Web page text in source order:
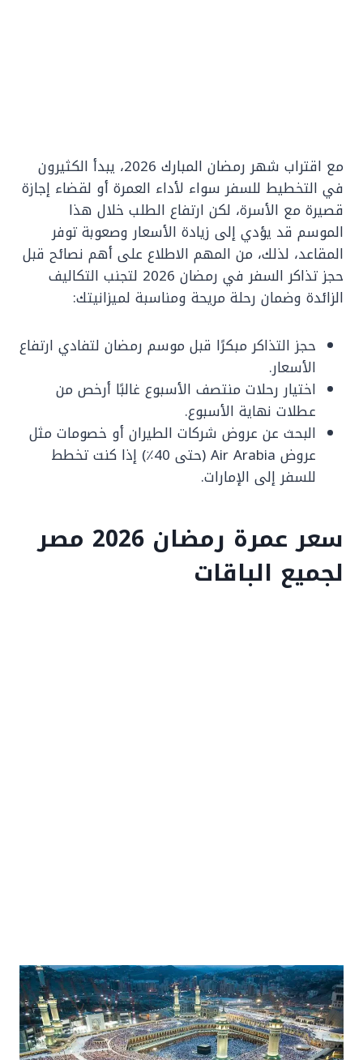
مع اقتراب شهر رمضان المبارك 2026، يبدأ الكثيرون
في التخطيط للسفر سواء لأداء العمرة أو لقضاء إجازة
قصيرة مع الأسرة، لكن ارتفاع الطلب خلال هذا
الموسم قد يؤدي إلى زيادة الأسعار وصعوبة توفر
المقاعد، لذلك، من المهم الاطلاع على أهم نصائح قبل
حجز تذاكر السفر في رمضان 2026 لتجنب التكاليف
الزائدة وضمان رحلة مريحة ومناسبة لميزانيتك:
حجز التذاكر مبكرًا قبل موسم رمضان لتفادي ارتفاع
الأسعار.
اختيار رحلات منتصف الأسبوع غالبًا أرخص من
عطلات نهاية الأسبوع.
البحث عن عروض شركات الطيران أو خصومات مثل
عروض Air Arabia (حتى 40٪) إذا كنت تخطط
للسفر إلى الإمارات.
سعر عمرة رمضان 2026 مصر
لجميع الباقات